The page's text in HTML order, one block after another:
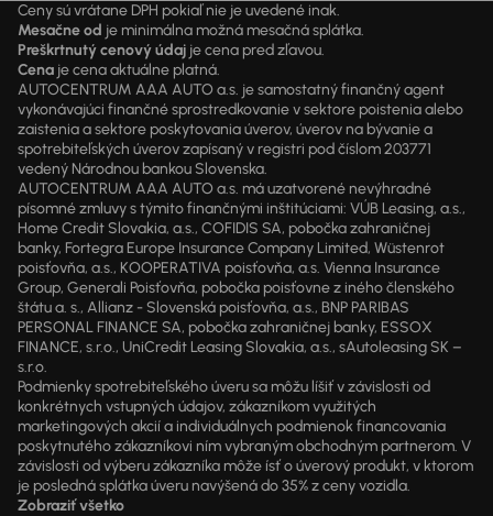
Ceny sú vrátane DPH pokiaľ nie je uvedené inak.
Mesačne od je minimálna možná mesačná splátka.
Preškrtnutý cenový údaj je cena pred zľavou.
Cena je cena aktuálne platná.
AUTOCENTRUM AAA AUTO a.s. je samostatný finančný agent
vykonávajúci finančné sprostredkovanie v sektore poistenia alebo
zaistenia a sektore poskytovania úverov, úverov na bývanie a
spotrebiteľských úverov zapísaný v registri pod číslom 203771
vedený Národnou bankou Slovenska.
AUTOCENTRUM AAA AUTO a.s. má uzatvorené nevýhradné
písomné zmluvy s týmito finančnými inštitúciami: VÚB Leasing, a.s.,
Home Credit Slovakia, a.s., COFIDIS SA, pobočka zahraničnej
banky, Fortegra Europe Insurance Company Limited, Wüstenrot
poisťovňa, a.s., KOOPERATIVA poisťovňa, a.s. Vienna Insurance
Group, Generali Poisťovňa, pobočka poisťovne z iného členského
štátu a. s., Allianz - Slovenská poisťovňa, a.s., BNP PARIBAS
PERSONAL FINANCE SA, pobočka zahraničnej banky, ESSOX
FINANCE, s.r.o., UniCredit Leasing Slovakia, a.s., sAutoleasing SK –
s.r.o.
Podmienky spotrebiteľského úveru sa môžu líšiť v závislosti od
konkrétnych vstupných údajov, zákazníkom využitých
marketingových akcií a individuálnych podmienok financovania
poskytnutého zákazníkovi ním vybraným obchodným partnerom. V
závislosti od výberu zákazníka môže ísť o úverový produkt, v ktorom
je posledná splátka úveru navýšená do 35% z ceny vozidla.
Zobraziť všetko